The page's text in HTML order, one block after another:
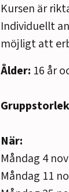
Kursen är
Individuellt
möjligt att
Ålder: 16 år
När:
Måndag 4
Måndag 11